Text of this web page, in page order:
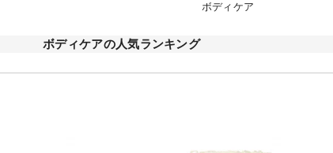
ボディケア
ボディケアの人気ランキング